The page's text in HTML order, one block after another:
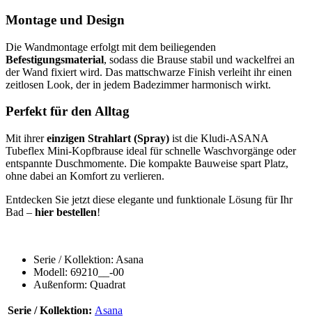
Montage und Design
Die Wandmontage erfolgt mit dem beiliegenden
Befestigungsmaterial, sodass die Brause stabil und wackelfrei an
der Wand fixiert wird. Das mattschwarze Finish verleiht ihr einen
zeitlosen Look, der in jedem Badezimmer harmonisch wirkt.
Perfekt für den Alltag
Mit ihrereinzigen Strahlart (Spray) ist die Kludi-ASANA
Tubeflex Mini-Kopfbrause ideal für schnelle Waschvorgänge oder
entspannte Duschmomente. Die kompakte Bauweise spart Platz,
ohne dabei an Komfort zu verlieren.
Entdecken Sie jetzt diese elegante und funktionale Lösung für Ihr
Bad – hier bestellen!
Serie / Kollektion: Asana
Modell: 69210__-00
Außenform: Quadrat
Serie / Kollektion: Asana